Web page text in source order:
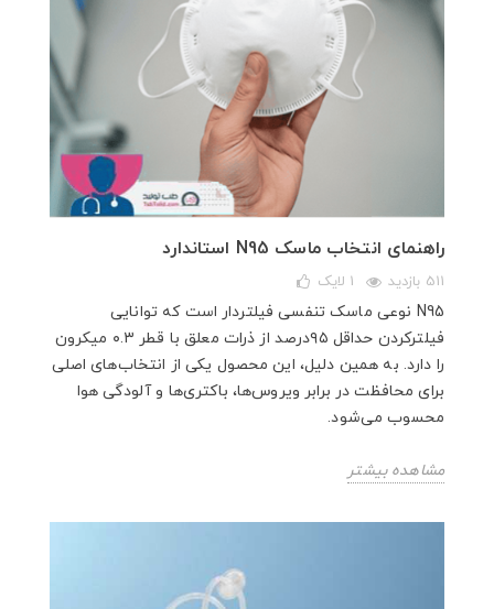
راهنمای انتخاب ماسک N95 استاندارد
511 بازدید 1 لایک
N95 نوعی ماسک تنفسی فیلتردار است که توانایی
فیلترکردن حداقل ۹۵درصد از ذرات معلق با قطر ۰.۳ میکرون
را دارد. به همین دلیل، این محصول یکی از انتخاب‌های اصلی
برای محافظت در برابر ویروس‌ها، باکتری‌ها و آلودگی هوا
محسوب می‌شود.
مشاهده بیشتر